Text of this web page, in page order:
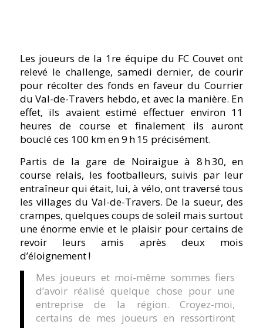
Les joueurs de la 1re équipe du FC Couvet ont
relevé le challenge, samedi dernier, de courir
pour récolter des fonds en faveur du Courrier
du Val-de-Travers hebdo, et avec la manière. En
effet, ils avaient estimé effectuer environ 11
heures de course et finalement ils auront
bouclé ces 100 km en 9 h 15 précisément.
Partis de la gare de Noiraigue à 8 h 30, en
course relais, les footballeurs, suivis par leur
entraîneur qui était, lui, à vélo, ont traversé tous
les villages du Val-de-Travers. De la sueur, des
crampes, quelques coups de soleil mais surtout
une énorme envie et le plaisir pour certains de
revoir leurs amis après deux mois
d’éloignement !
Mes joueurs et moi-même sommes fiers
d’avoir réalisé quelque chose pour une
entreprise de la région. Croyez-moi,
certains de mes joueurs en ressortiront